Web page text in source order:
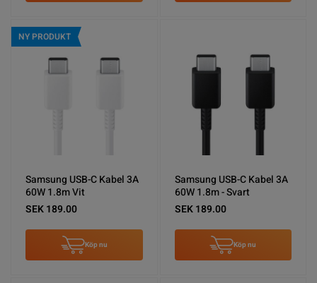
NY PRODUKT
Samsung USB-C Kabel 3A
60W 1.8m Vit
SEK 189.00
Köp nu
Samsung USB-C Kabel 3A
60W 1.8m - Svart
SEK 189.00
Köp nu